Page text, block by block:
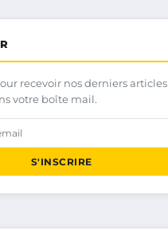
recevoir nos derniers articles
votre boîte mail.
S'INSCRIRE